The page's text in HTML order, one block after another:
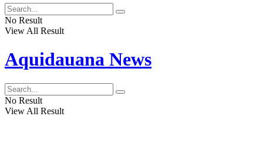
No Result
View All Result
Aquidauana News
No Result
View All Result